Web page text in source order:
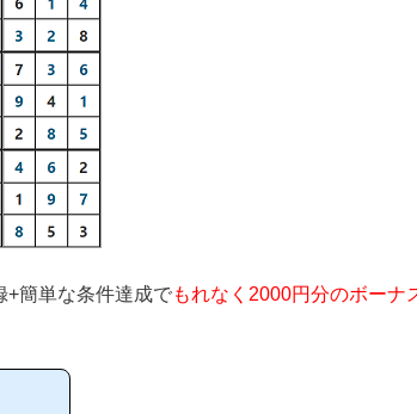
+簡単な条件達成でもれなく2000円分のボーナ